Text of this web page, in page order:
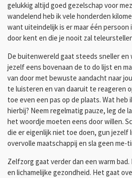
gelukkig altijd goed gezelschap voor
wandelend heb ik vele honderden
want uiteindelijk is er maar één persoon
door kent en die je nooit zal
De buitenwereld gaat steeds sneller en
jezelf eens bovenaan de to do lijst en
van door met bewuste aandacht naar
te luisteren en van daaruit te reageren
toe even een pas op de plaats. Wat heb
hierbij? Neem regelmatig pauze, leg de
het woordje moeten eens door willen.
die er eigenlijk niet toe doen, gun jezelf
overvolle maatschappij en sla geen me-
Zelfzorg gaat verder dan een warm
en lichamelijke gezondheid. Het gaat